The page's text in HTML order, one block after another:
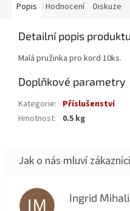
Popis Hodnocení Diskuze
Detailní popis produktu
Malá pružinka pro kord 10ks.
Doplňkové parametry
Kategorie: Příslušenství
Hmotnost: 0.5 kg
IM Ingrid